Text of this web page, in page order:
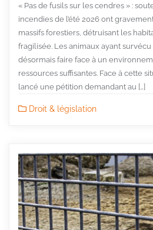
« Pas de fusils sur les cendres » :
incendies de l’été 2026 ont
massifs forestiers, détruisant les
fragilisée. Les animaux ayant
désormais faire face à un
ressources suffisantes. Face à cette
lancé une pétition demandant au […]
Droit & législation